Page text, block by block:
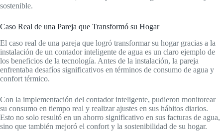
sostenible.
Caso Real de una Pareja que Transformó su Hogar
El caso real de una pareja que logró transformar su hogar gracias a la
instalación de un contador inteligente de agua es un claro ejemplo de
los beneficios de la tecnología. Antes de la instalación, la pareja
enfrentaba desafíos significativos en términos de consumo de agua y
confort térmico.
Con la implementación del contador inteligente, pudieron monitorear
su consumo en tiempo real y realizar ajustes en sus hábitos diarios.
Esto no solo resultó en un ahorro significativo en sus facturas de agua,
sino que también mejoró el confort y la sostenibilidad de su hogar.